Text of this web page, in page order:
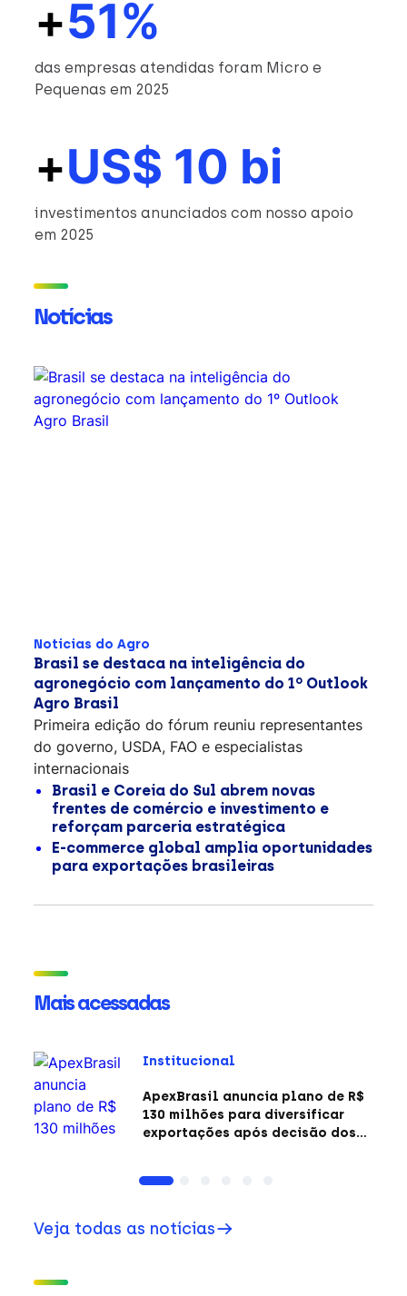
+51%
das empresas atendidas foram Micro e
Pequenas em 2025
+US$ 10 bi
investimentos anunciados com nosso apoio
em 2025
Notícias
Notícias do Agro
Brasil se destaca na inteligência do
agronegócio com lançamento do 1º Outlook
Agro Brasil
Primeira edição do fórum reuniu representantes
do governo, USDA, FAO e especialistas
internacionais
Brasil e Coreia do Sul abrem novas
frentes de comércio e investimento e
reforçam parceria estratégica
E-commerce global amplia oportunidades
para exportações brasileiras
Mais acessadas
Institucional
ApexBrasil anuncia plano de R$
130 milhões para diversificar
exportações após decisão dos
Veja todas as notícias